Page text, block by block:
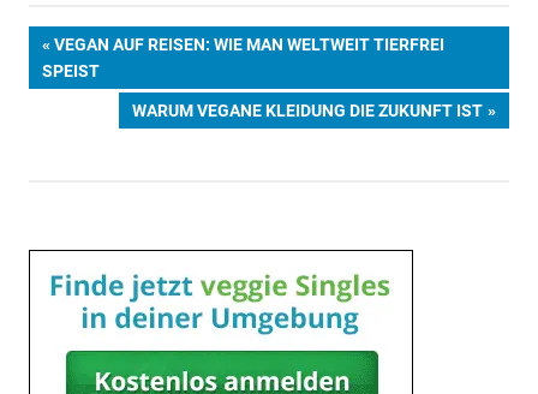
Wunschpartner
findest
Beitragsnavigation
VORHERIGER
BEITRAG:
VEGAN AUF REISEN: WIE MAN WELTWEIT TIERFREI
SPEIST
NÄCHSTER
WARUM VEGANE KLEIDUNG DIE ZUKUNFT IST